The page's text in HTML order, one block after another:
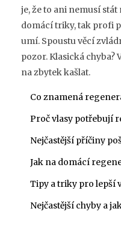
je, že to ani nemusí
domácí triky, tak profi
umí. Spoustu věcí
pozor. Klasická chyba?
na zbytek kašlat.
Co znamená
Proč vlasy potřebují
Nejčastější příčiny
Jak na domácí
Tipy a triky pro lepší
Nejčastější chyby a